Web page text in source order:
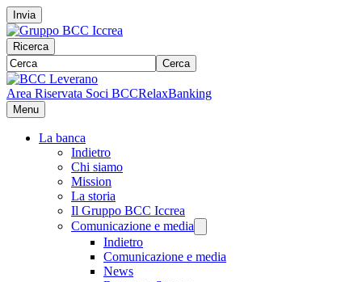
Invia
Ricerca
Cerca
Area Riservata Soci BCCRelaxBanking
Menu
La banca
Indietro
Chi siamo
Mission
La storia
Il Gruppo BCC Iccrea
Comunicazione e media
Indietro
Comunicazione e media
News